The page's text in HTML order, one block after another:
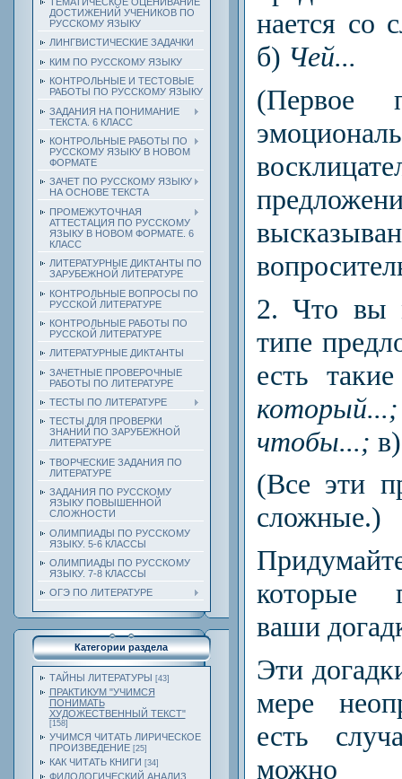
ДОСТИЖЕНИЙ УЧЕНИКОВ ПО
РУССКОМУ ЯЗЫКУ
ЛИНГВИСТИЧЕСКИЕ ЗАДАЧКИ
КИМ ПО РУССКОМУ ЯЗЫКУ
КОНТРОЛЬНЫЕ И ТЕСТОВЫЕ
РАБОТЫ ПО РУССКОМУ ЯЗЫКУ
ЗАДАНИЯ НА ПОНИМАНИЕ
ТЕКСТА. 6 КЛАСС
КОНТРОЛЬНЫЕ РАБОТЫ ПО
РУССКОМУ ЯЗЫКУ В НОВОМ
ФОРМАТЕ
ЗАЧЕТ ПО РУССКОМУ ЯЗЫКУ
НА ОСНОВЕ ТЕКСТА
ПРОМЕЖУТОЧНАЯ
АТТЕСТАЦИЯ ПО РУССКОМУ
ЯЗЫКУ В НОВОМ ФОРМАТЕ. 6
КЛАСС
ЛИТЕРАТУРНЫЕ ДИКТАНТЫ ПО
ЗАРУБЕЖНОЙ ЛИТЕРАТУРЕ
КОНТРОЛЬНЫЕ ВОПРОСЫ ПО
РУССКОЙ ЛИТЕРАТУРЕ
КОНТРОЛЬНЫЕ РАБОТЫ ПО
РУССКОЙ ЛИТЕРАТУРЕ
ЛИТЕРАТУРНЫЕ ДИКТАНТЫ
ЗАЧЕТНЫЕ ПРОВЕРОЧНЫЕ
РАБОТЫ ПО ЛИТЕРАТУРЕ
ТЕСТЫ ПО ЛИТЕРАТУРЕ
ТЕСТЫ ДЛЯ ПРОВЕРКИ
ЗНАНИЙ ПО ЗАРУБЕЖНОЙ
ЛИТЕРАТУРЕ
ТВОРЧЕСКИЕ ЗАДАНИЯ ПО
ЛИТЕРАТУРЕ
ЗАДАНИЯ ПО РУССКОМУ
ЯЗЫКУ ПОВЫШЕННОЙ
СЛОЖНОСТИ
ОЛИМПИАДЫ ПО РУССКОМУ
ЯЗЫКУ. 5-6 КЛАССЫ
ОЛИМПИАДЫ ПО РУССКОМУ
ЯЗЫКУ. 7-8 КЛАССЫ
ОГЭ ПО ЛИТЕРАТУРЕ
Категории раздела
ТАЙНЫ ЛИТЕРАТУРЫ [43]
ПРАКТИКУМ "УЧИМСЯ
ПОНИМАТЬ
ХУДОЖЕСТВЕННЫЙ ТЕКСТ"
[158]
УЧИМСЯ ЧИТАТЬ ЛИРИЧЕСКОЕ
ПРОИЗВЕДЕНИЕ [25]
КАК ЧИТАТЬ КНИГИ [34]
ФИЛОЛОГИЧЕСКИЙ АНАЛИЗ
нается со
б) Чей...
(Первое
2. Что вы
типе
есть
который...;
чтобы...;
(Все эти
сложные.)
которые
ваши
Эти
мере
есть
можно